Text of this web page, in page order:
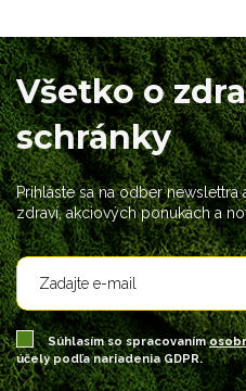
Všetko o
schránky
Prihláste sa na odber
zdraví, akciových ponukách a
Súhlasím so spracovaním
účely podľa nariadenia GDPR.